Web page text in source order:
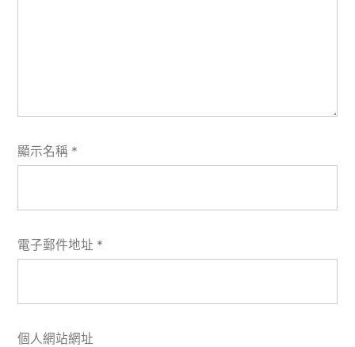
顯示名稱 *
電子郵件地址 *
個人網站網址